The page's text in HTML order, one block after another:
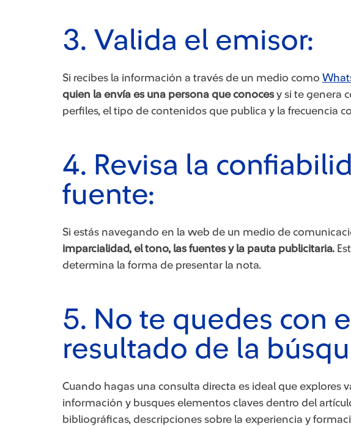
3. Valida el emisor:
Si recibes la información a través de un medio como
quien la envía es una persona que conocesy si te genera
perfiles, el tipo de contenidos que publica y la frecuencia
4. Revisa la
fuente:
Si estás navegando en la web de un medio de
imparcialidad, el tono, las fuentes y la pauta publicitaria.
determina la forma de presentar la nota.
5. No te quedes con
resultado de la
Cuando hagas una consulta directa es ideal que explores
información y busques elementos claves dentro del
bibliográficas, descripciones sobre la experiencia y